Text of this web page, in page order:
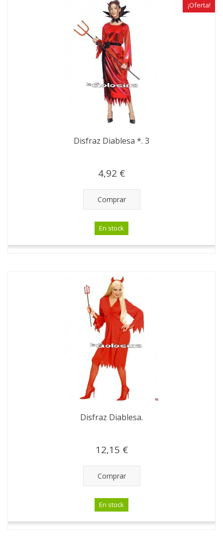
¡Oferta!
Disfraz Diablesa *. 3
4,92 €
Comprar
En stock
Disfraz Diablesa.
12,15 €
Comprar
En stock